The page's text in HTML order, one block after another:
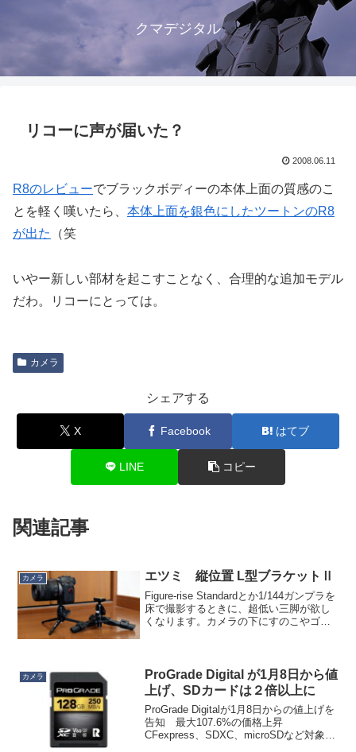
クマデジタル
リコーに声が届いた？
2008.06.11
R8のレビューでブラックボディーの本体上面の質感のこ
とを軽く嘆いたら、 本体上面を銀色にしたツートンのR8
が出た
（笑
いやー新しい部材を起こすことなく、合理的な追加モデル
だわ。リコーにとっては。
カメラ
シェアする
X Facebook はてブ
LINE コピー
関連記事
カメラ エツミ 縦位置 L型ブラケットⅡ
Figure-rise Standardとか1/144ガンプラを
床で撮影するときに、超低い三脚が欲し
くなります。カメラの下にすのこやゴム
カメラ
ProGrade Digital が1月8日から値
上げ、SDカードは２倍以上に
ProGrade Digitalが1月8日からの値上げを
告知 最大107.6%の価格上昇
CFexpress、SDXC、microSDなど対象世